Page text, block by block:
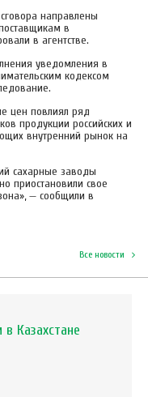
направлены
в
в агентстве.
уведомления в
кодексом
цен повлиял ряд
продукции российских и
внутренний рынок на
сахарные заводы
приостановили свое
— сообщили в
Все новости
Казахстане